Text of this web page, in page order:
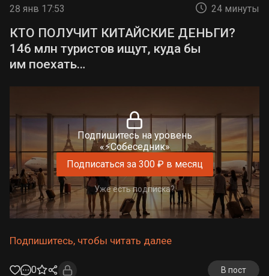
28 янв 17:53 24 минуты
КТО ПОЛУЧИТ КИТАЙСКИЕ ДЕНЬГИ?
146 млн туристов ищут, куда бы
им поехать…
Подпишитесь на уровень
«⚡Собеседник»
Подписаться за 300 ₽ в месяц
Уже есть подписка?
Подпишитесь, чтобы читать далее
0 В пост